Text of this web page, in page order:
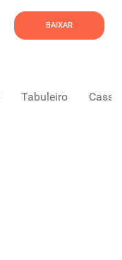
BAIXAR
Tabuleiro